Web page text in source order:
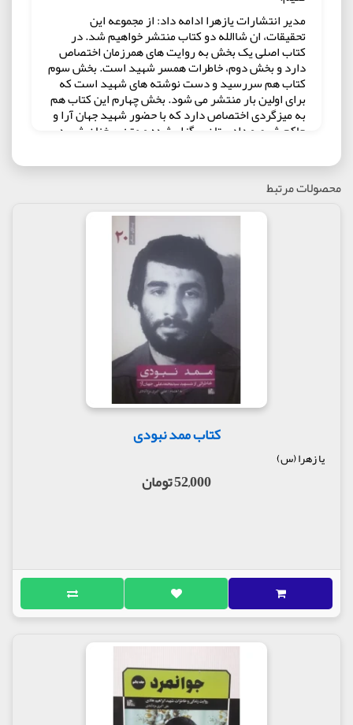
مدیر انتشارات یازهرا ادامه داد: از مجموعه این
تحقیقات، ان شاالله دو کتاب منتشر خواهیم شد. در
کتاب اصلی یک بخش به روایت های همرزمان اختصاص
دارد و بخش دوم، خاطرات همسر شهید است. بخش سوم
کتاب هم سررسید و دست نوشته های شهید است که
برای اولین بار منتشر می شود. بخش چهارم این کتاب هم
به میزگردی اختصاص دارد که با حضور شهید جهان آرا و
حاکم شرع و دادستان برگزار شده و متن سخنان شهید
دیگر هم در مجموعه یاران ناب منتشر می شود که حاوی
شده شهید جهان آرا است.
گفتنی است انتشارات یازهرا که در زمینه کتاب های
دفاع مقدس و شهدا فعال است، حوزه مقاومت جهانی را
هم در دستور کار خود قرار داده و نظر مخاطبان زیادی را
به کتاب هایش جلب کرده است.
بسم الله الرحمان الرحیم
سلام و صلوات خدا بر پیامبر اعظم و خاندان جواهر
وجودش: و سلام و درود بر خمینی عزیز، آن منادی عشق و
ایمان و آن معشوق تا ابد جاویدان.
آبان 97 زمانی که با سرکار خانم«صغری اکبرنژاد» همسر
شهید«سید محمد علی جهان آرا»قرار مصاحبه گذاشتم،
آماده شود: اما به لطف خداوند متعال و عنایت شهید جهان
مصاحبه ای کوتاه با جنابان بهبودی و سرهنگی انجام
دادند که در دو هفته نامه ی«کمان»منتشر شد. اوایل
انجام مصاحبه شدند، از ایشان پرسیدم...
مولف : علی اکبری مزدآبادی
محصولات مرتبط
کتاب ممد نبودی
یا زهرا (س)
52,000 تومان